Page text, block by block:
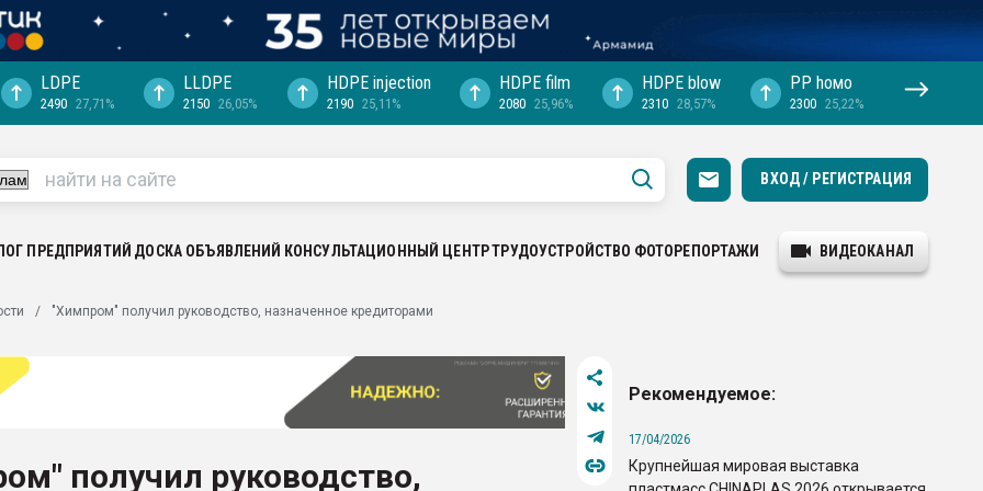
выходит на
рынке
LDPE
2490 27,71%
LLDPE
2150 26,05%
HDPE injection
2190 25,11%
HDPE film
2080 25,96%
HDPE blow
2310 28,57%
PP hомо
2300 25,22%
ВХОД / РЕГИСТРАЦИЯ
ПРЕДПРИЯТИЙ ДОСКА ОБЪЯВЛЕНИЙ КОНСУЛЬТАЦИОННЫЙ ЦЕНТРТРУДОУСТРОЙСТВО ФОТОРЕПОРТАЖИ ВИДЕОКАНАЛ
"Химпром" получил руководство, назначенное кредиторами
получил руководство,
Рекомендуемое:
17/04/2026
Крупнейшая мировая выставка